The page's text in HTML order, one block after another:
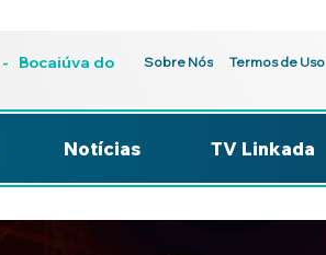
- Bocaiúva do
Sobre Nós Termos de Uso
Notícias TV Linkada